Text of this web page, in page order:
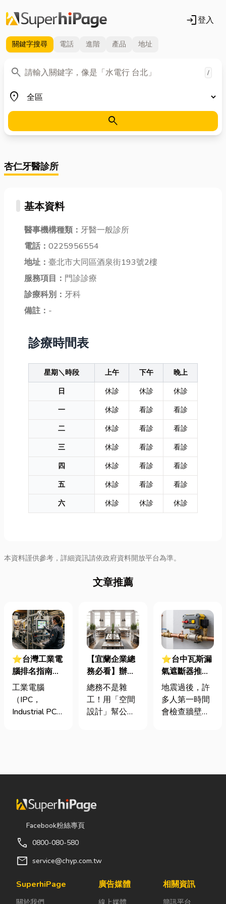
login登入
關鍵字搜尋 電話 進階 產品 地址
search
關鍵字 /
place
地區
search
杏仁牙醫診所
基本資料
醫事機構種類： 牙醫一般診所
電話： 0225956554
地址： 臺北市大同區酒泉街193號2樓
服務項目： 門診診療
診療科別： 牙科
備註： -
診療時間表
星期＼時段 上午 下午
晚上
日
休診 休診
休診
一
休診 看診
看診
二
休診 看診
看診
三
休診 看診
看診
四
休診 看診
看診
五
休診 看診
看診
六
休診 休診 休診
本資料謹供參考，詳細資訊請依政府資料開放平台為準。
文章推薦
⭐台灣工業電
腦排名指南：
台灣三大工業
電腦龍頭有哪
些？工廠採購
工業電腦
（IPC，
Industrial PC）
的硬體運算平
業業主在導入
自動化或升級
智慧工廠時，
般的家用或商
用桌機湊合。
機無法應付高
【宜蘭企業總
務必看】辦公
室如何打造高
效能職場？從
辦公桌椅、系
總務不是雜
工！用「空間
設計」幫公司
公室時，常覺
什麼補什麼」
換來員工抱怨
辦公室空間設
⭐台中瓦斯漏
氣遮斷器推薦
廠商在這！地
震氣爆怎麼
防？警報器與
地震過後，許
多人第一時間
會檢查牆壁裂
線。日前日本
默充斥在空間
Facebook粉絲專頁
call 0800-080-580
mail service@chyp.com.tw
SuperhiPage
關於我們
廣告媒體
線上媒體
相關資訊
簡訊平台